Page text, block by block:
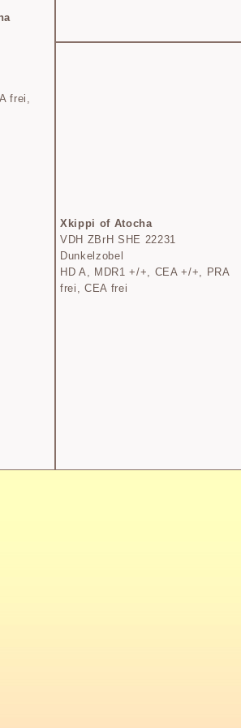
frei,
Xkippi of Atocha
VDH ZBrH SHE 22231
Dunkelzobel
HD A, MDR1 +/+, CEA +/+, PRA
frei, CEA frei